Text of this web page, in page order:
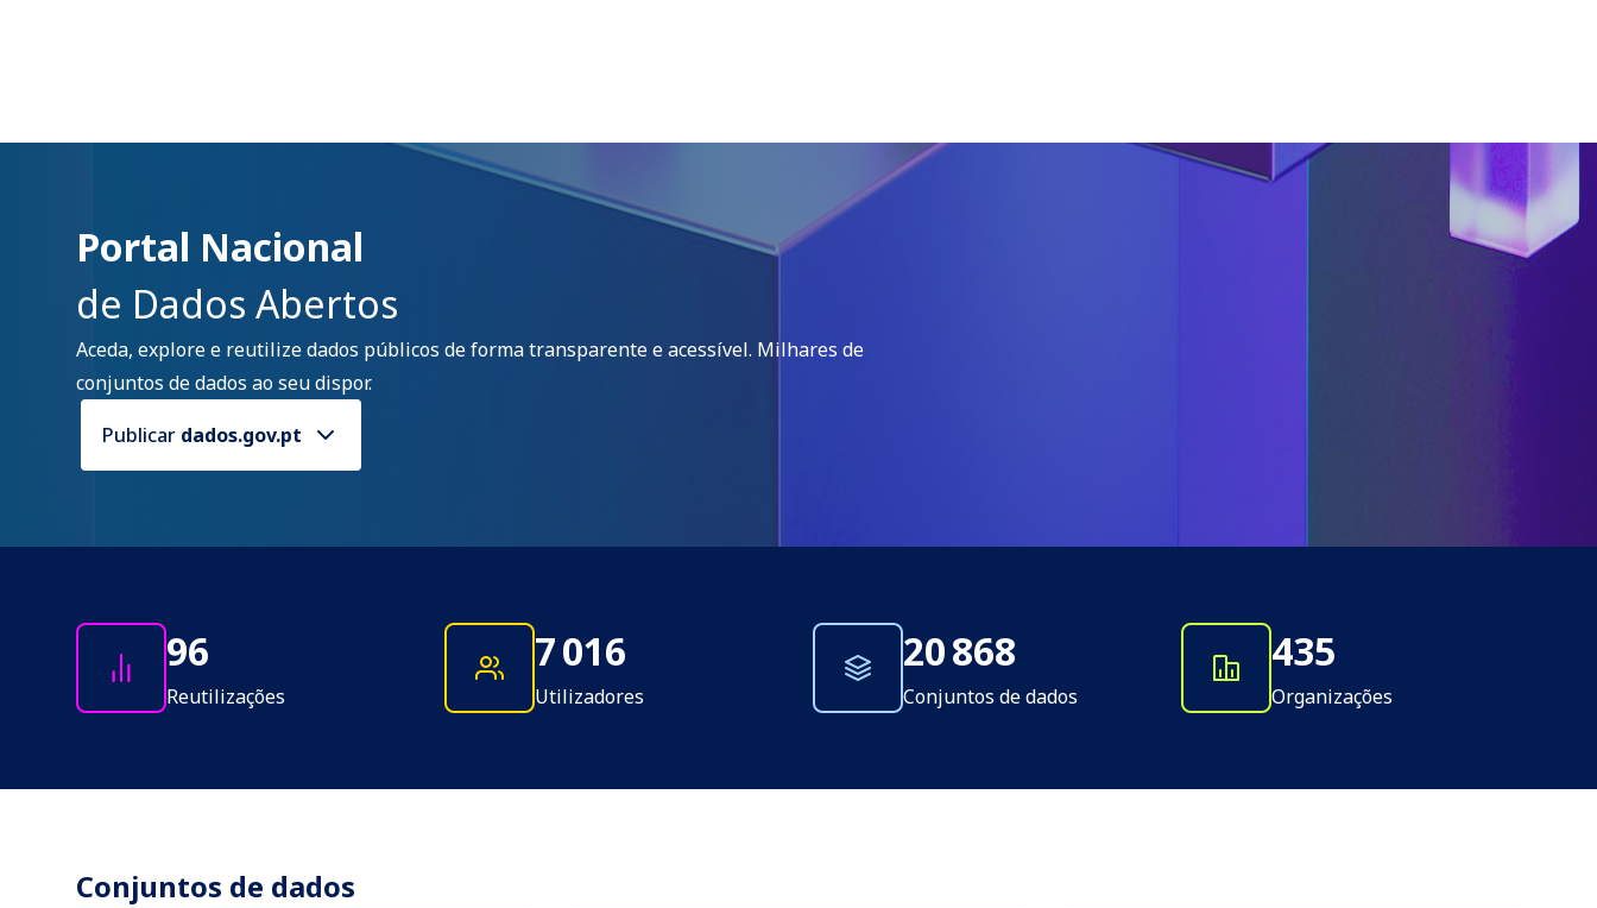
Portal Nacional
de Dados Abertos
Aceda, explore e reutilize dados públicos de forma transparente e acessível. Milhares de
conjuntos de dados ao seu dispor.
Publicar dados.gov.pt
96
Reutilizações
7 016
Utilizadores
20 868
Conjuntos de dados
435
Organizações
Conjuntos de dados